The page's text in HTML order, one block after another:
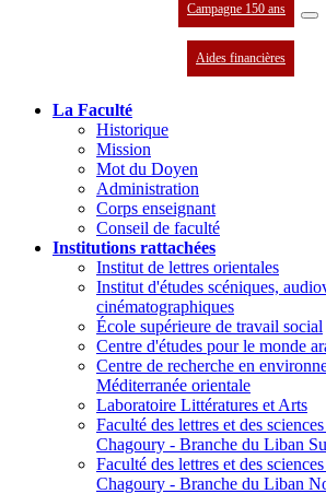
Campagne 150 ans
Aides financières
La Faculté
Historique
Mission
Mot du Doyen
Administration
Corps enseignant
Conseil de faculté
Institutions rattachées
Institut de lettres orientales
Institut d'études scéniques,
cinématographiques
École supérieure de travail social
Centre d'études pour le monde
Centre de recherche en
Méditerranée orientale
Laboratoire Littératures et Arts
Faculté des lettres et des
Chagoury - Branche du Liban
Faculté des lettres et des
Chagoury - Branche du Liban